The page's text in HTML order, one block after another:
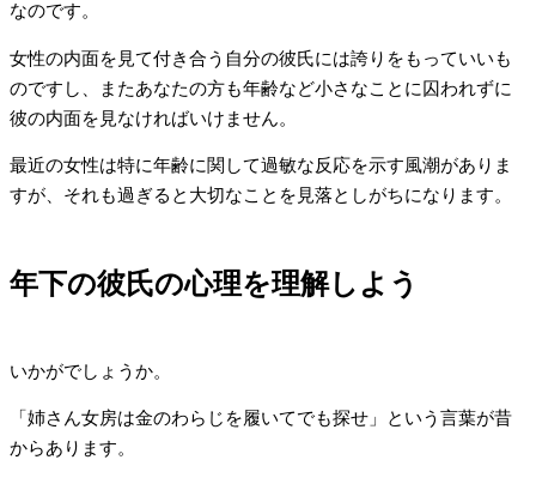
なのです。
女性の内面を見て付き合う自分の彼氏には誇りをもっていいも
のですし、またあなたの方も年齢など小さなことに囚われずに
彼の内面を見なければいけません。
最近の女性は特に年齢に関して過敏な反応を示す風潮がありま
すが、それも過ぎると大切なことを見落としがちになります。
年下の彼氏の心理を理解しよう
いかがでしょうか。
「姉さん女房は金のわらじを履いてでも探せ」という言葉が昔
からあります。